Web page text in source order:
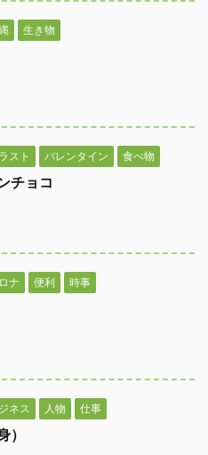
生き物
スト バレンタイン 食べ物
チョコ
ナ 便利 時事
ネス 人物 仕事
）